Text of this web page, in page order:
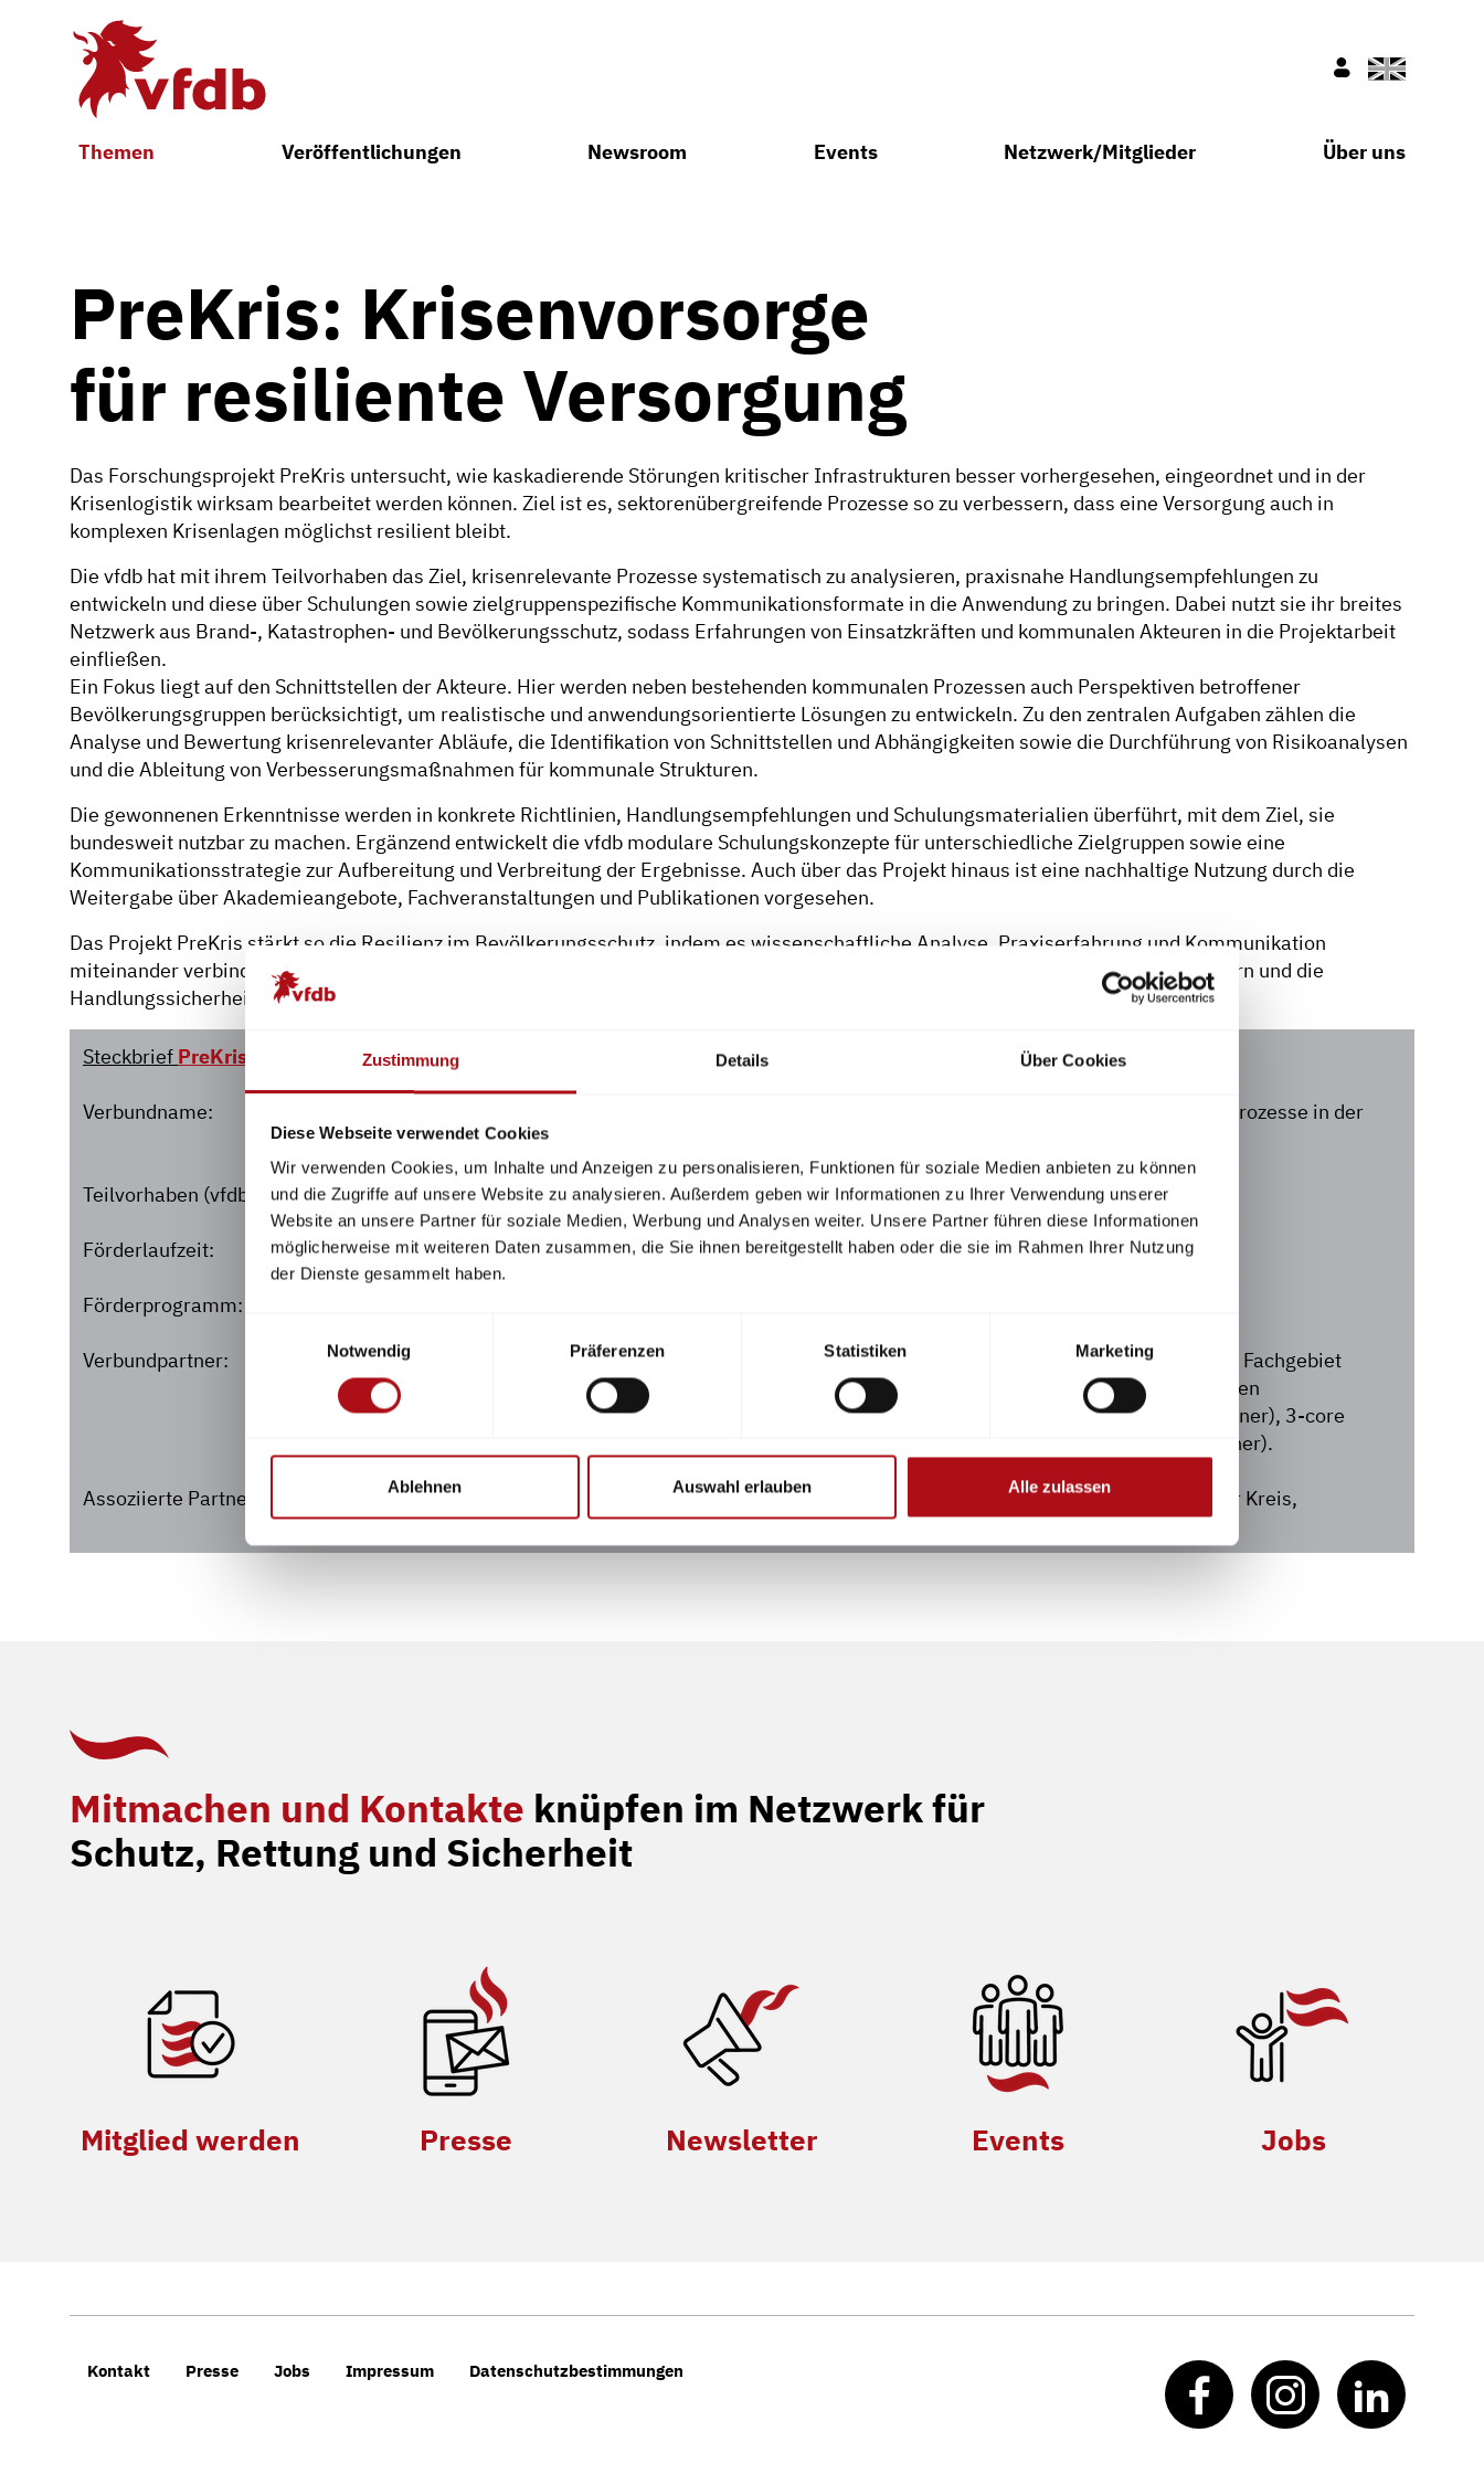
Zustimmung Details Über Cookies
Diese Webseite verwendet Cookies
Wir verwenden Cookies, um Inhalte und Anzeigen zu personalisieren, Funktionen für soziale Medien anbieten zu können
und die Zugriffe auf unsere Website zu analysieren. Außerdem geben wir Informationen zu Ihrer Verwendung unserer
Website an unsere Partner für soziale Medien, Werbung und Analysen weiter. Unsere Partner führen diese Informationen
möglicherweise mit weiteren Daten zusammen, die Sie ihnen bereitgestellt haben oder die sie im Rahmen Ihrer Nutzung
der Dienste gesammelt haben.
Notwendig
Präferenzen Statistiken Marketing
Ablehnen Auswahl erlauben Alle zulassen
Nur fürEnglisch
Themen Veröffentlichungen Newsroom Events Netzwerk/Mitglieder Über uns
PreKris: Krisenvorsorge
für resiliente Versorgung
Das Forschungsprojekt PreKris untersucht, wie kaskadierende Störungen kritischer Infrastrukturen besser vorhergesehen, eingeordnet und in der
Krisenlogistik wirksam bearbeitet werden können. Ziel ist es, sektorenübergreifende Prozesse so zu verbessern, dass eine Versorgung auch in
komplexen Krisenlagen möglichst resilient bleibt.
Die vfdb hat mit ihrem Teilvorhaben das Ziel, krisenrelevante Prozesse systematisch zu analysieren, praxisnahe Handlungsempfehlungen zu
entwickeln und diese über Schulungen sowie zielgruppenspezifische Kommunikationsformate in die Anwendung zu bringen. Dabei nutzt sie ihr breites
Netzwerk aus Brand-, Katastrophen- und Bevölkerungsschutz, sodass Erfahrungen von Einsatzkräften und kommunalen Akteuren in die Projektarbeit
einfließen.
Ein Fokus liegt auf den Schnittstellen der Akteure. Hier werden neben bestehenden kommunalen Prozessen auch Perspektiven betroffener
Bevölkerungsgruppen berücksichtigt, um realistische und anwendungsorientierte Lösungen zu entwickeln. Zu den zentralen Aufgaben zählen die
Analyse und Bewertung krisenrelevanter Abläufe, die Identifikation von Schnittstellen und Abhängigkeiten sowie die Durchführung von Risikoanalysen
und die Ableitung von Verbesserungsmaßnahmen für kommunale Strukturen.
Die gewonnenen Erkenntnisse werden in konkrete Richtlinien, Handlungsempfehlungen und Schulungsmaterialien überführt, mit dem Ziel, sie
bundesweit nutzbar zu machen. Ergänzend entwickelt die vfdb modulare Schulungskonzepte für unterschiedliche Zielgruppen sowie eine
Kommunikationsstrategie zur Aufbereitung und Verbreitung der Ergebnisse. Auch über das Projekt hinaus ist eine nachhaltige Nutzung durch die
Weitergabe über Akademieangebote, Fachveranstaltungen und Publikationen vorgesehen.
Das Projekt PreKris stärkt so die Resilienz im Bevölkerungsschutz, indem es wissenschaftliche Analyse, Praxiserfahrung und Kommunikation
miteinander verbindet. Die Ergebnisse sollen dazu beitragen, Krisenprozesse besser zu verstehen, Zusammenarbeiten zu verbessern und die
Handlungssicherheit im Ernstfall zu erhöhen.
Steckbrief PreKris
Verbundname:
PreKris - Präventiver Schutz gegen kaskadierende Störungen Kritischer Infrastrukturen durch resiliente Prozesse in der
Krisenlogistik
Teilvorhaben (vfdb): Krisenprävention durch Handlungsempfehlungen und Kommunikationskonzepte
Förderlaufzeit: 01. März 2026 bis 28. Februar 2029 (3 Jahre)
Förderprogramm:
Verbundpartner:
Deutsches Zentrum für Luft- und Raumfahrt e.V. (Verbundkoordination), Bergische Universität Wuppertal, Fachgebiet
Bevölkerungsschutz, Katastrophenhilfe und Objektsicherheit (Konsortialpartner), Feuerwehr Gelsenkirchen
(Konsortialpartner), Universität Lübeck, Institut für Multimediale und Interaktive Systeme (Konsortialpartner), 3-core
GmbH (Konsortialpartner), Vereinigung zur Förderung des Deutschen Brandschutzes e.V. (Konsortialpartner).
Assoziierte Partner:
Technisches Hilfswerk, Deutsches Rotes Kreuz e.V., Feuerwehr Bergisch Gladbach, Rheinisch-Bergischer Kreis,
Fachverband Leitstellen e.V., Deutsches Komitee Katastrophenvorsorge e.V., CADUS e.V.
Mitmachen und Kontakte knüpfen im Netzwerk für
Schutz, Rettung und Sicherheit
Mitglied werden Presse Newsletter Events Jobs
Kontakt Presse Jobs Impressum Datenschutzbestimmungen
Facebook
Instagram